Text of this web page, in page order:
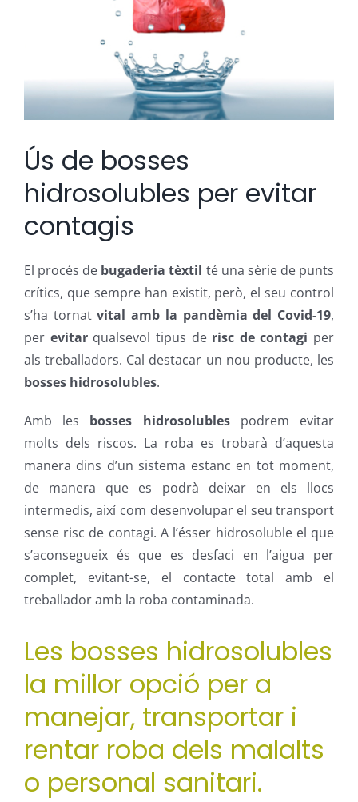
Ús de bosses
hidrosolubles per evitar
contagis
El procés de bugaderia tèxtil té una sèrie de punts
crítics, que sempre han existit, però, el seu control
s’ha tornatvital amb la pandèmia del Covid-19,
per evitarqualsevol tipus de risc de contagi per
als treballadors. Cal destacar un nou producte, les
bosses hidrosolubles.
Amb les bosses hidrosolublespodrem evitar
molts dels riscos. La roba es trobarà d’aquesta
manera dins d’un sistema estanc en tot moment,
de manera que es podrà deixar en els llocs
intermedis, així com desenvolupar el seu transport
sense risc de contagi. A l’ésser hidrosoluble el que
s’aconsegueix és que es desfaci en l’aigua per
complet, evitant-se, el contacte total amb el
treballador amb la roba contaminada.
Les bosses hidrosolubles
la millor opció per a
manejar, transportar i
rentar roba dels malalts
o personal sanitari.